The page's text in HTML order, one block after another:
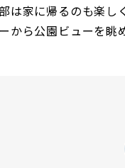
は家に帰るのも楽し
から公園ビューを眺